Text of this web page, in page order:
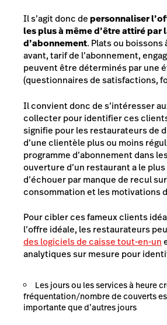
Il s’agit donc depersonnaliser
les plus à même d’être attiré par
d’abonnement. Plats ou boissons
avant, tarif de l’abonnement,
peuvent être déterminés par une
(questionnaires de satisfactions,
Il convient donc de s’intéresser
collecter pour identifier ces
signifie pour les restaurateurs de
d’une clientèle plus ou moins
programme d’abonnement dans
ouverture d’un restaurant a le
d’échouer par manque de recul
consommation et les motivations
Pour cibler ces fameux clients
l’offre idéale, les restaurateurs
des logiciels de caisse tout-en-un
analytiques sur mesure pour
Les jours ou les services à heure
fréquentation/nombre de couverts
importante que d’autres jours